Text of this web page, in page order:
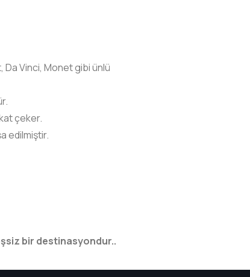
Da Vinci, Monet gibi ünlü
çeker.
edilmiştir.
bir destinasyondur..